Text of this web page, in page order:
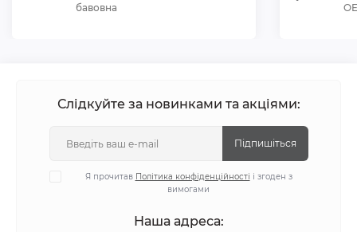
бавовна
Слідкуйте за новинками та акціями:
Підпишіться
Я прочитав Політика конфіденційності і згоден з
вимогами
Наша адреса: